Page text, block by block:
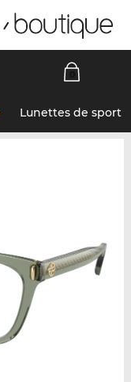
Lunettes de sport